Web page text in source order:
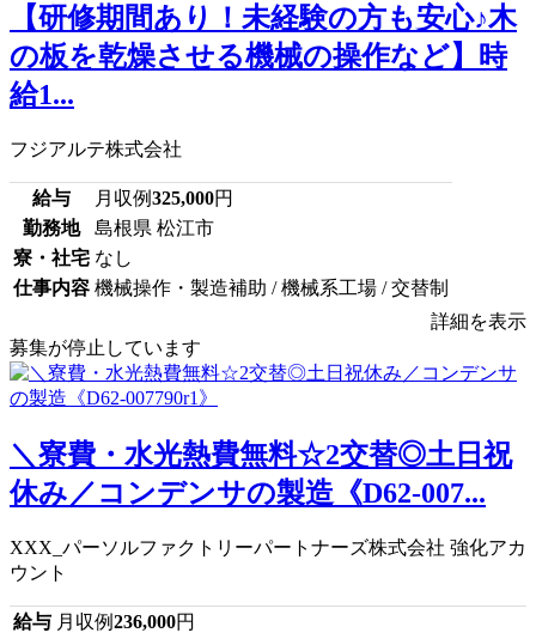
【研修期間あり！未経験の方も安心♪木
の板を乾燥させる機械の操作など】時
給1...
フジアルテ株式会社
給与 月収例325,000円
勤務地
島根県 松江市
寮・社宅 なし
仕事内容 機械操作・製造補助 / 機械系工場 / 交替制
詳細を表示
募集が停止しています
＼寮費・水光熱費無料☆2交替◎土日祝
休み／コンデンサの製造《D62-007...
XXX_パーソルファクトリーパートナーズ株式会社 強化アカ
ウント
給与 月収例236,000円